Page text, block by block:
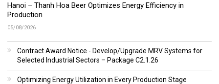
Hanoi – Thanh Hoa Beer Optimizes Energy Efficiency in
Production
05/08/2026
Contract Award Notice - Develop/Upgrade MRV Systems for
Selected Industrial Sectors – Package C2.1.26
Optimizing Energy Utilization in Every Production Stage